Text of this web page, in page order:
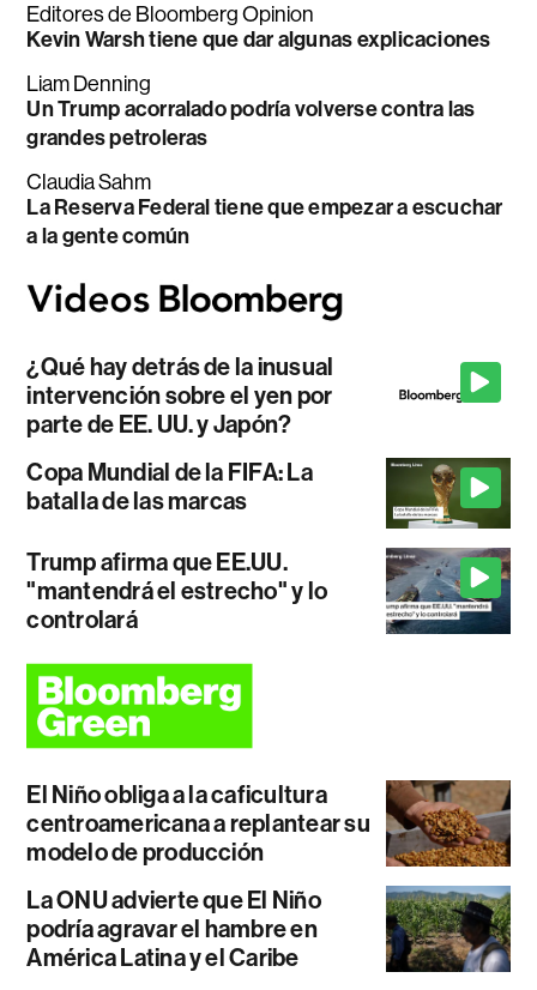
Editores de Bloomberg Opinion
Kevin Warsh tiene que dar algunas explicaciones
Liam Denning
Un Trump acorralado podría volverse contra las
grandes petroleras
Claudia Sahm
La Reserva Federal tiene que empezar a escuchar
a la gente común
¿Qué hay detrás de la inusual
intervención sobre el yen por
parte de EE. UU. y Japón?
Copa Mundial de la FIFA: La
batalla de las marcas
Trump afirma que EE.UU.
"mantendrá el estrecho" y lo
controlará
El Niño obliga a la caficultura
centroamericana a replantear su
modelo de producción
La ONU advierte que El Niño
podría agravar el hambre en
América Latina y el Caribe